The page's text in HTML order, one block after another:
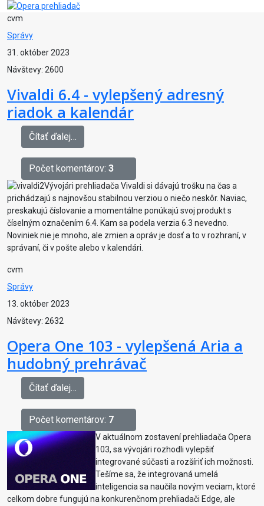
cvm
Správy
31. október 2023
Návštevy: 2600
Vivaldi 6.4 - vylepšený adresný
riadok a kalendár
Čítať ďalej…
Počet komentárov: 3
Vývojári prehliadača Vivaldi si dávajú trošku na čas a
prichádzajú s najnovšou stabilnou verziou o niečo neskôr. Naviac,
preskakujú číslovanie a momentálne ponúkajú svoj produkt s
číselným označením 6.4. Kam sa podela verzia 6.3 nevedno.
Noviniek nie je mnoho, ale zmien a opráv je dosť a to v rozhraní, v
správaní, či v pošte alebo v kalendári.
cvm
Správy
13. október 2023
Návštevy: 2632
Opera One 103 - vylepšená Aria a
hudobný prehrávač
Čítať ďalej…
Počet komentárov: 7
V aktuálnom zostavení prehliadača Opera
103, sa vývojári rozhodli vylepšiť
integrované súčasti a rozšíriť ich možnosti.
Tešíme sa, že integrovaná umelá
inteligencia sa naučila novým veciam, ktoré
celkom dobre fungujú na konkurenčnom prehliadači Edge, ale